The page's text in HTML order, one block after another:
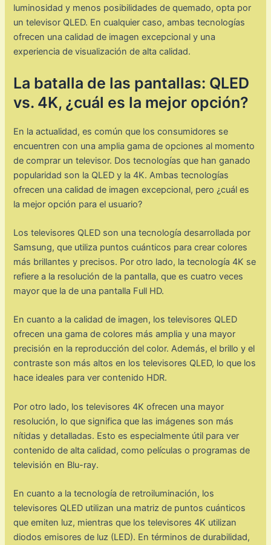
luminosidad y menos posibilidades de quemado, opta por
un televisor QLED. En cualquier caso, ambas tecnologías
ofrecen una calidad de imagen excepcional y una
experiencia de visualización de alta calidad.
La batalla de las pantallas: QLED
vs. 4K, ¿cuál es la mejor opción?
En la actualidad, es común que los consumidores se
encuentren con una amplia gama de opciones al momento
de comprar un televisor. Dos tecnologías que han ganado
popularidad son la QLED y la 4K. Ambas tecnologías
ofrecen una calidad de imagen excepcional, pero ¿cuál es
la mejor opción para el usuario?
Los televisores QLED son una tecnología desarrollada por
Samsung, que utiliza puntos cuánticos para crear colores
más brillantes y precisos. Por otro lado, la tecnología 4K se
refiere a la resolución de la pantalla, que es cuatro veces
mayor que la de una pantalla Full HD.
En cuanto a la calidad de imagen, los televisores QLED
ofrecen una gama de colores más amplia y una mayor
precisión en la reproducción del color. Además, el brillo y el
contraste son más altos en los televisores QLED, lo que los
hace ideales para ver contenido HDR.
Por otro lado, los televisores 4K ofrecen una mayor
resolución, lo que significa que las imágenes son más
nítidas y detalladas. Esto es especialmente útil para ver
contenido de alta calidad, como películas o programas de
televisión en Blu-ray.
En cuanto a la tecnología de retroiluminación, los
televisores QLED utilizan una matriz de puntos cuánticos
que emiten luz, mientras que los televisores 4K utilizan
diodos emisores de luz (LED). En términos de durabilidad,